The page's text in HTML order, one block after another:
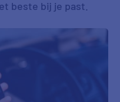
beste bij je past.